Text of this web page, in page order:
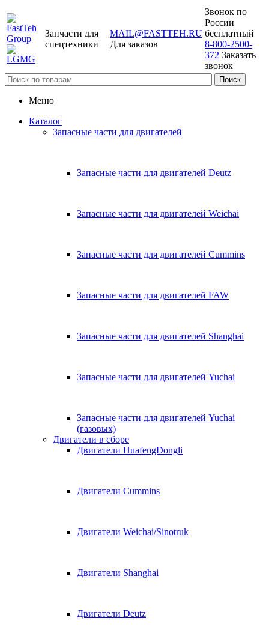
Запчасти для
спецтехники
MAIL@FASTTEH.RU
Для заказов
Звонок по
России
бесплатный
8-800-2500-
372 Заказать
звонок
Меню
Каталог
Запасные части для двигателей
Запасные части для двигателей Deutz
Запасные части для двигателей Weichai
Запасные части для двигателей Cummins
Запасные части для двигателей FAW
Запасные части для двигателей Shanghai
Запасные части для двигателей Yuchai
Запасные части для двигателей Yuchai
(газовых)
Двигатели в сборе
Двигатели HuafengDongli
Двигатели Cummins
Двигатели Weichai/Sinotruk
Двигатели Shanghai
Двигатели Deutz